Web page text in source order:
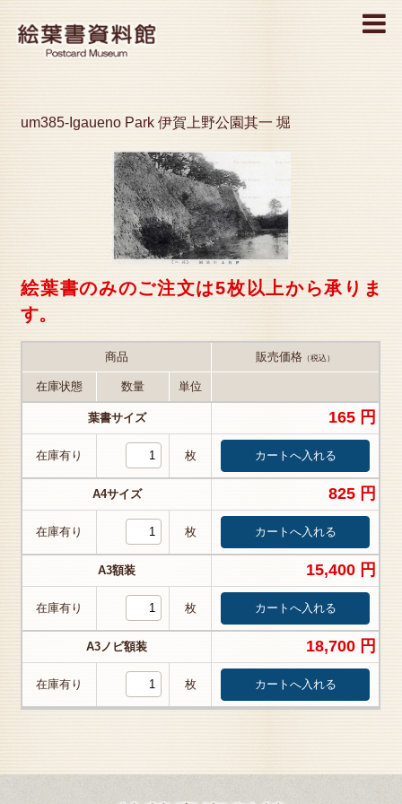
MENU
um385-Igaueno Park 伊賀上野公園其一 堀
絵葉書のみのご注文は5枚以上から承りま
す。
商品 販売価格 （税込）
在庫状態 数量 単位
葉書サイズ 165 円
在庫有り 枚
A4サイズ 825 円
在庫有り 枚
A3額装 15,400 円
在庫有り 枚
A3ノビ額装 18,700 円
在庫有り 枚